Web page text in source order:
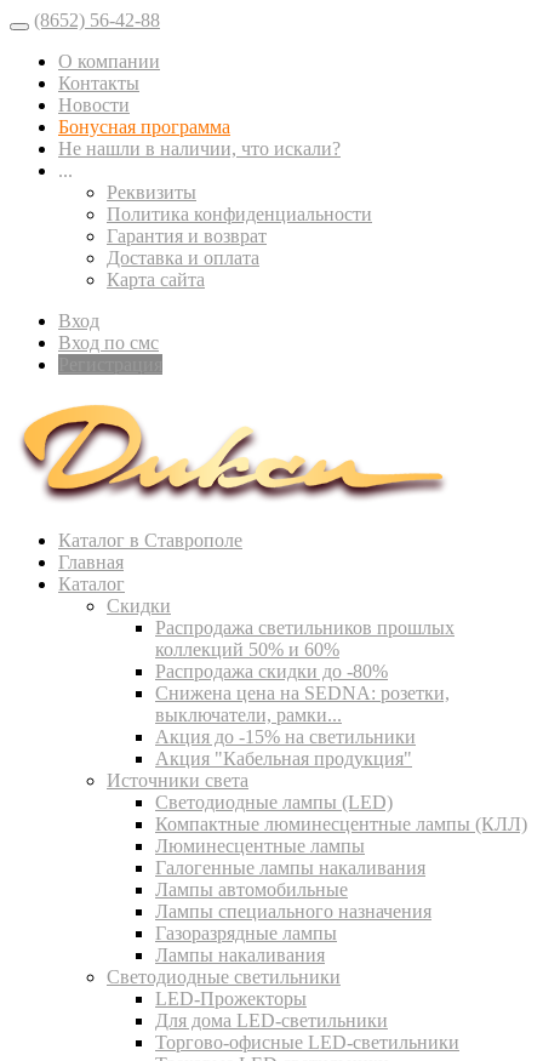
(8652) 56-42-88
О компании
Контакты
Новости
Бонусная программа
Не нашли в наличии, что искали?
...
Реквизиты
Политика конфиденциальности
Гарантия и возврат
Доставка и оплата
Карта сайта
Вход
Вход по смс
Каталог в Ставрополе
Главная
Каталог
Скидки
Распродажа светильников прошлых
коллекций 50% и 60%
Распродажа скидки до -80%
Cнижена цена на SEDNA: розетки,
выключатели, рамки...
Акция до -15% на светильники
Акция "Кабельная продукция"
Источники света
Светодиодные лампы (LED)
Компактные люминесцентные лампы (КЛЛ)
Люминесцентные лампы
Галогенные лампы накаливания
Лампы автомобильные
Лампы специального назначения
Газоразрядные лампы
Лампы накаливания
Светодиодные светильники
LED-Прожекторы
Для дома LED-светильники
Торгово-офисные LED-светильники